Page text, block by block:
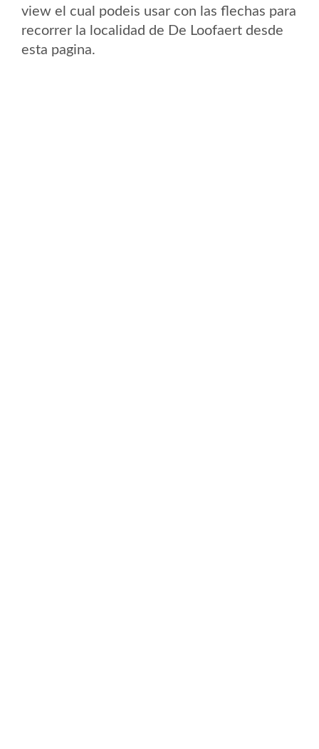
view el cual podeis usar con las flechas para
recorrer la localidad de De Loofaert desde
esta pagina.